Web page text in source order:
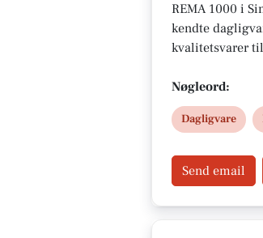
REMA 1000 i
kendte
kvalitetsvarer
Stefan
gør det praktisk
Med fokus på
1000 i Sindal
Nøgleord:
Dagligvare
Send email